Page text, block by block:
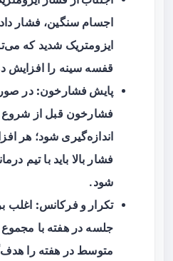
اجسام سنگین، فشار
ایزومتریک شدید که
قفسه سینه را افزایش
پایش فشارخون: در
فشارخون قبل از
اندازه‌گیری شود؛ هر
فشار بالا باید با تیم
شود.
تکرار و فرکانس:
متوسط در هفته را